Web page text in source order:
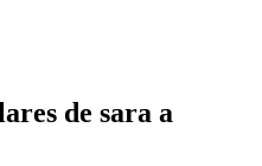
de sara a